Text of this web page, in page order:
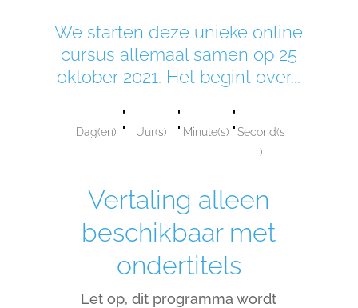
We starten deze unieke online
cursus allemaal samen op 25
oktober 2021. Het begint over...
Dag(en) : Uur(s) : Minute(s) : Second(s
)
Vertaling alleen
beschikbaar met
ondertitels
Let op, dit programma wordt